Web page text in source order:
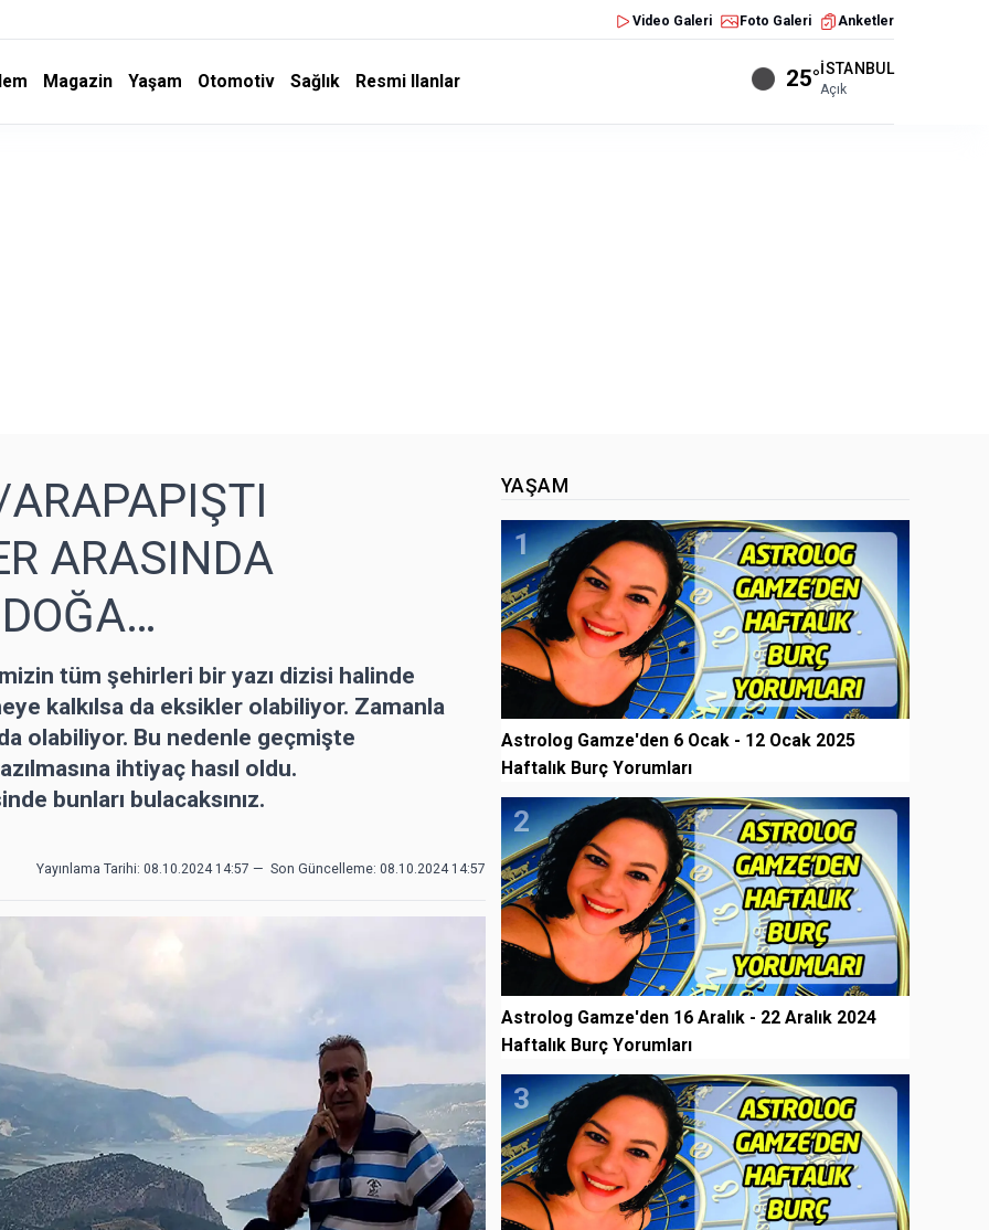
Video Galeri Foto Galeri Anketler
Magazin Yaşam Otomotiv Sağlık Resmi Ilanlar 25°İSTANBUL
Açık
ARASINDA
tüm şehirleri bir yazı dizisi halinde
kalkılsa da eksikler olabiliyor. Zamanla
olabiliyor. Bu nedenle geçmişte
ihtiyaç hasıl oldu.
bunları bulacaksınız.
Yayınlama Tarihi: 08.10.2024 14:57 — Son Güncelleme: 08.10.2024 14:57
YAŞAM
1
Astrolog Gamze'den 6 Ocak - 12 Ocak 2025
Haftalık Burç Yorumları
2
Astrolog Gamze'den 16 Aralık - 22 Aralık 2024
Haftalık Burç Yorumları
3